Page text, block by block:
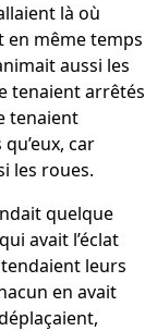
là où
en même temps
aussi les
tenaient arrêtés
tenaient
car
les roues.
quelque
avait l’éclat
leurs
en avait